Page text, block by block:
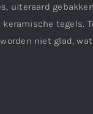
uiteraard
niet glad,